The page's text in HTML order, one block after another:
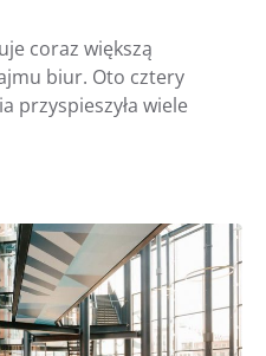
coraz większą
biur. Oto cztery
przyspieszyła wiele